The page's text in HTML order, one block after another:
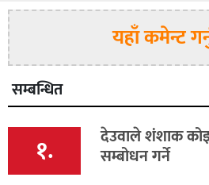
यहाँ कमेन्ट
सम्बन्धित
१. देउवाले शंशाक
सम्बोधन गर्ने